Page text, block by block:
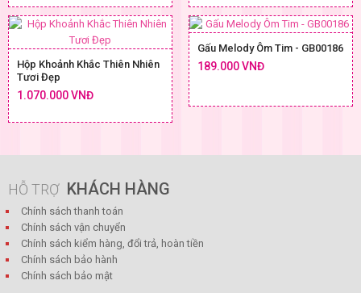
Hộp Khoảnh Khắc Thiên Nhiên
Tươi Đẹp
1.070.000 VNĐ
Gấu Melody Ôm Tim - GB00186
189.000 VNĐ
HỖ TRỢ KHÁCH HÀNG
Chính sách thanh toán
Chính sách vận chuyển
Chính sách kiểm hàng, đổi trả, hoàn tiền
Chính sách bảo hành
Chính sách bảo mật